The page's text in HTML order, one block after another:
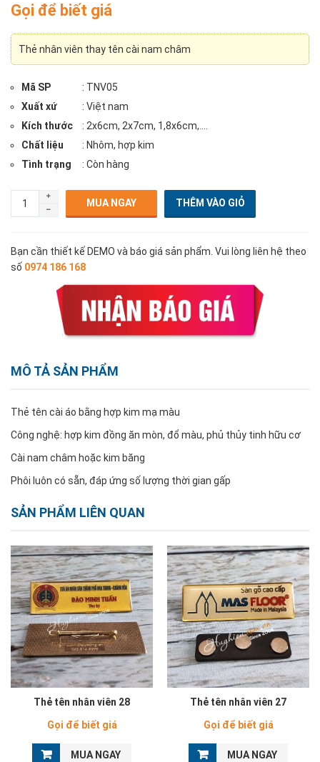
Gọi để biết giá
Thẻ nhân viên thay tên cài nam châm
Mã SP
: TNV05
Xuất xứ
: Việt nam
Kích thước
: 2x6cm, 2x7cm, 1,8x6cm,....
Chất liệu
: Nhôm, hợp kim
Tình trạng
: Còn hàng
MUA NGAY
Bạn cần thiết kế DEMO và báo giá sản phẩm. Vui lòng liên hệ theo
số 0974 186 168
MÔ TẢ SẢN PHẨM
Thẻ tên cài áo bằng hợp kim mạ màu
Công nghệ: hợp kim đồng ăn mòn, đổ màu, phủ thủy tinh hữu cơ
Cài nam châm hoặc kim băng
Phôi luôn có sẵn, đáp ứng số lượng thời gian gấp
SẢN PHẨM LIÊN QUAN
Thẻ tên nhân viên 28
Gọi để biết giá
MUA NGAY
Thẻ tên nhân viên 27
Gọi để biết giá
MUA NGAY